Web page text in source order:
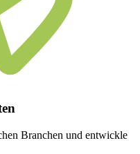
Branchen und entwickle